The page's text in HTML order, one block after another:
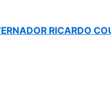
RICARDO